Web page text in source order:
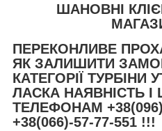
ШАНОВНІ
ПЕРЕКОНЛИВЕ
ЯК ЗАЛИШИТИ
КАТЕГОРІЇ ТУРБІНИ
ЛАСКА НАЯВНІСТЬ І
ТЕЛЕФОНАМ
+38(066)-57-77-551 !!!